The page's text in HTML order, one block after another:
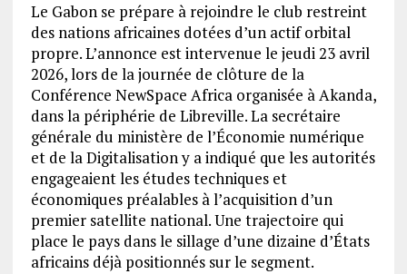
Le Gabon se prépare à rejoindre le club restreint
des nations africaines dotées d’un actif orbital
propre. L’annonce est intervenue le jeudi 23 avril
2026, lors de la journée de clôture de la
Conférence NewSpace Africa organisée à Akanda,
dans la périphérie de Libreville. La secrétaire
générale du ministère de l’Économie numérique
et de la Digitalisation y a indiqué que les autorités
engageaient les études techniques et
économiques préalables à l’acquisition d’un
premier satellite national. Une trajectoire qui
place le pays dans le sillage d’une dizaine d’États
africains déjà positionnés sur le segment.